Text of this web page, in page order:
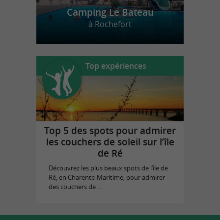
Camping Le Bateau
à Rochefort
Top expériences
Top 5 des spots pour admirer
les couchers de soleil sur l’île
de Ré
Découvrez les plus beaux spots de l’île de
Ré, en Charente-Maritime, pour admirer
des couchers de ...